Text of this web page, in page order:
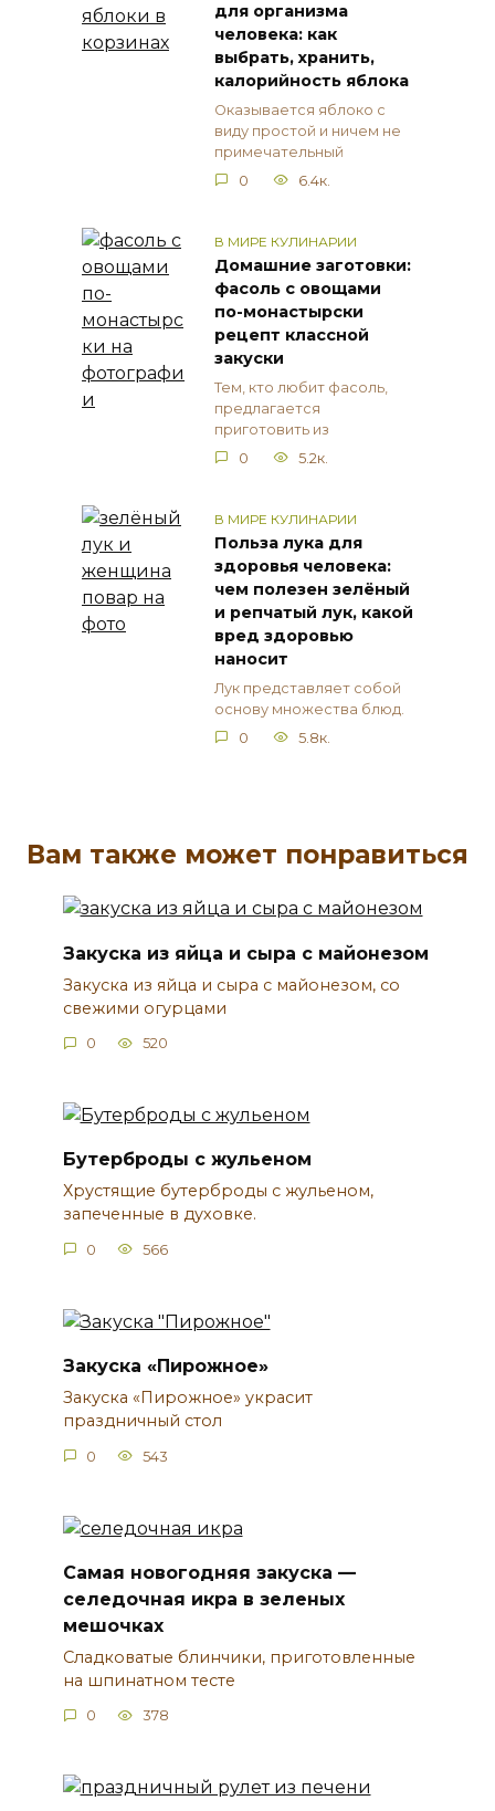
для организма
человека: как
выбрать, хранить,
калорийность яблока
Оказывается яблоко с
виду простой и ничем не
примечательный
0
6.4к.
В МИРЕ КУЛИНАРИИ
Домашние заготовки:
фасоль с овощами
по-монастырски
рецепт классной
закуски
Тем, кто любит фасоль,
предлагается
приготовить из
0
5.2к.
В МИРЕ КУЛИНАРИИ
Польза лука для
здоровья человека:
чем полезен зелёный
и репчатый лук, какой
вред здоровью
наносит
Лук представляет собой
основу множества блюд.
0
5.8к.
Вам также может понравиться
Закуска из яйца и сыра с майонезом
Закуска из яйца и сыра с майонезом, со
свежими огурцами
0 520
Бутерброды с жульеном
Хрустящие бутерброды с жульеном,
запеченные в духовке.
0 566
Закуска «Пирожное»
Закуска «Пирожное» украсит
праздничный стол
0 543
Самая новогодняя закуска —
селедочная икра в зеленых
мешочках
Сладковатые блинчики, приготовленные
на шпинатном тесте
0 378